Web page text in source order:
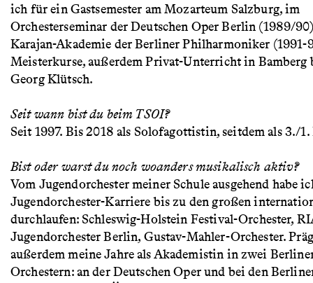
ich für ein Gastsemester am Mozarteum Salzburg, im
Orchesterseminar der Deutschen Oper Berlin (1989/
Karajan-Akademie der Berliner Philharmoniker (1991-
Meisterkurse, außerdem Privat-Unterricht in Bamberg
Georg Klütsch.
Seit wann bist du beim TSOI?
Seit 1997. Bis 2018 als Solofagottistin, seitdem als 3./
Bist oder warst du noch woanders musikalisch aktiv?
Vom Jugendorchester meiner Schule ausgehend habe
Jugendorchester-Karriere bis zu den großen
durchlaufen: Schleswig-Holstein Festival-Orchester,
Jugendorchester Berlin, Gustav-Mahler-Orchester.
außerdem meine Jahre als Akademistin in zwei
Orchestern: an der Deutschen Oper und bei den